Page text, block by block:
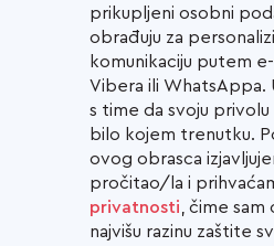
prikupljeni osobni
obrađuju za
komunikaciju putem e-
Vibera ili WhatsAppa.
s time da svoju
bilo kojem trenutku.
ovog obrasca
pročitao/la i
privatnosti, čime sam
najvišu razinu zaštite